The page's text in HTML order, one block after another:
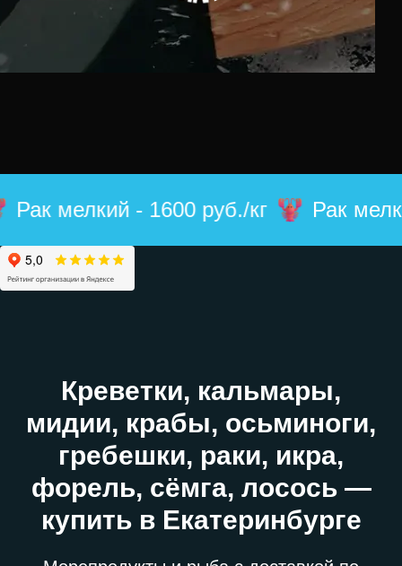
- 1600 руб./кг Рак мелкий -
Креветки, кальмары,
мидии, крабы, осьминоги,
гребешки, раки, икра,
форель, сёмга, лосось —
купить в Екатеринбурге